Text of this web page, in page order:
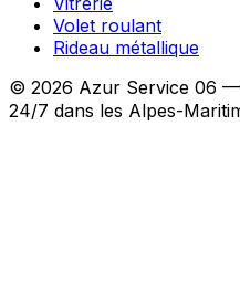
Volet roulant
Rideau métallique
© 2026 Azur Service 06 —
24/7 dans les Alpes-